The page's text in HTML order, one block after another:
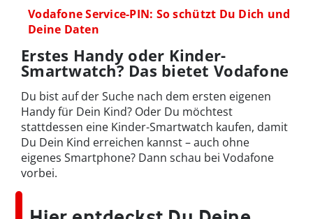
Vodafone Service-PIN: So schützt Du Dich und
Deine Daten
Erstes Handy oder Kinder-
Smartwatch? Das bietet Vodafone
Du bist auf der Suche nach dem ersten eigenen
Handy für Dein Kind? Oder Du möchtest
stattdessen eine Kinder-Smartwatch kaufen, damit
Du Dein Kind erreichen kannst – auch ohne
eigenes Smartphone? Dann schau bei Vodafone
vorbei.